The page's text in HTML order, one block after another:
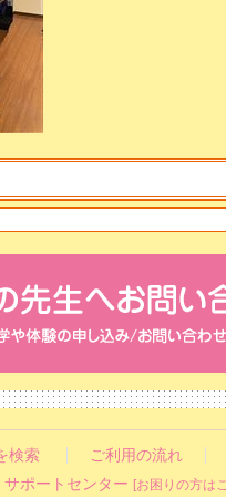
検索
ご利用の流れ
サポートセンター [お困りの方は